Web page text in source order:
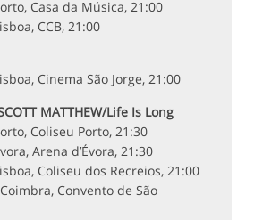
Casa da Música, 21:00
CCB, 21:00
Cinema São Jorge, 21:00
MATTHEW/Life Is Long
Coliseu Porto, 21:30
Arena d’Évora, 21:30
Coliseu dos Recreios, 21:00
Convento de São